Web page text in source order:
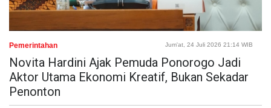
Pemerintahan Jum'at, 24 Juli 2026 21:14 WIB
Novita Hardini Ajak Pemuda Ponorogo Jadi
Aktor Utama Ekonomi Kreatif, Bukan Sekadar
Penonton